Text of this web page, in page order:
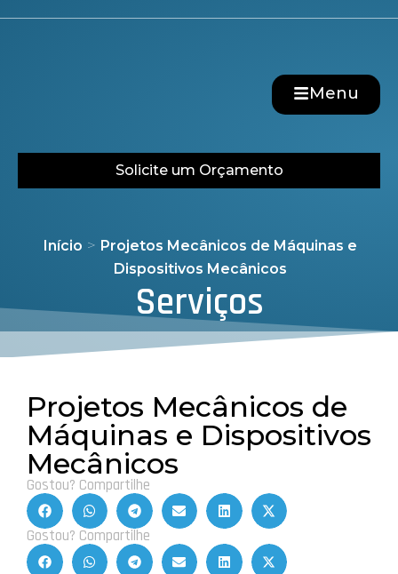
Menu
Solicite um Orçamento
Início > Projetos Mecânicos de Máquinas e
Dispositivos Mecânicos
Serviços
Projetos Mecânicos de
Máquinas e Dispositivos
Mecânicos
Gostou? Compartilhe
Gostou? Compartilhe